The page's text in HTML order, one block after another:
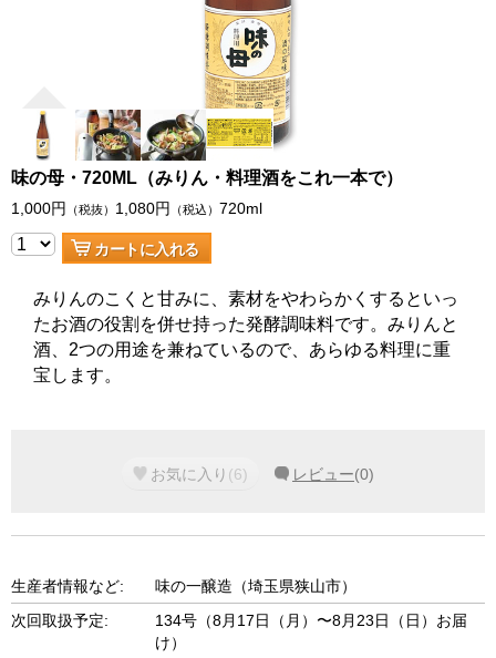
味の母・720ML（みりん・料理酒をこれ一本で）
1,000円 （税抜） 1,080円 （税込） 720ml
カートに入れる
みりんのこくと甘みに、素材をやわらかくするといっ
たお酒の役割を併せ持った発酵調味料です。みりんと
酒、2つの用途を兼ねているので、あらゆる料理に重
宝します。
お気に入り (6) レビュー(0)
生産者情報など:
味の一醸造（埼玉県狭山市）
次回取扱予定:
134号（8月17日（月）〜8月23日（日）お届
け）